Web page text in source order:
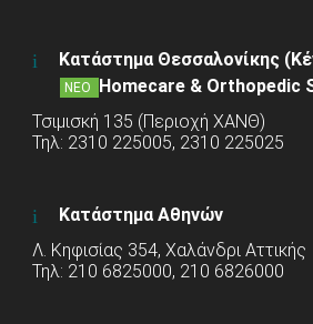
Κατάστημα Θεσσαλονίκης
ΝΕΟ
Homecare & Orthopedic
Τσιμισκή 135 (Περιοχή ΧΑΝΘ)
Τηλ: 2310 225005, 2310 225025
Κατάστημα Αθηνών
Λ. Κηφισίας 354, Χαλάνδρι Αττικής
Τηλ: 210 6825000, 210 6826000